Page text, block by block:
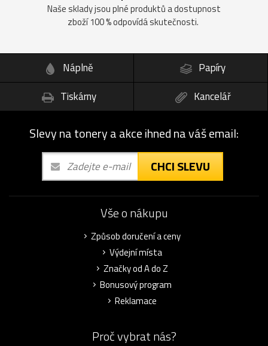
Naše sklady jsou plné produktů a dostupnost
zboží 100 % odpovídá skutečnosti.
Náplně
Papíry
Tiskárny
Kancelář
Slevy na tonery a akce ihned na váš email:
CHCI SLEVU
Vše o nákupu
Způsob doručení a ceny
Výdejní místa
Značky od A do Z
Bonusový program
Reklamace
Proč vybrat nás?